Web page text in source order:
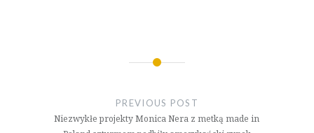
PREVIOUS POST
Niezwykłe projekty Monica Nera z metką made in